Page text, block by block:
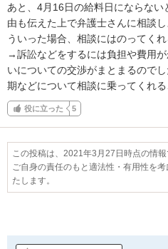
あと、4月16日の給料日にならな
由も伝えた上で弁護士さんに相談
ういった場合、相談にはのってく
→訴訟などをするには負担や費用
いについての交渉がまとまるので
期などについて相談に乗ってくれる
役に立った 5
この投稿は、2021年3月27日時点の情報
ご自身の責任のもと適法性・有用性を
たします。